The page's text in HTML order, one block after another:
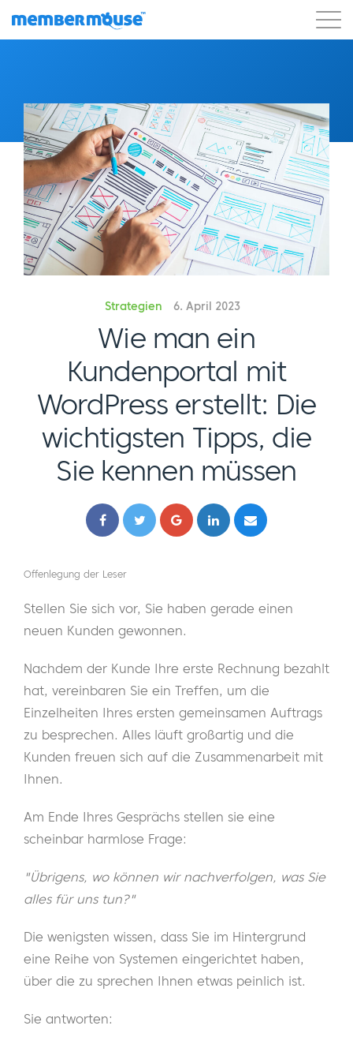
Strategien 6. April 2023
Wie man ein
Kundenportal mit
WordPress erstellt: Die
wichtigsten Tipps, die
Sie kennen müssen
Offenlegung der Leser
Stellen Sie sich vor, Sie haben gerade einen
neuen Kunden gewonnen.
Nachdem der Kunde Ihre erste Rechnung bezahlt
hat, vereinbaren Sie ein Treffen, um die
Einzelheiten Ihres ersten gemeinsamen Auftrags
zu besprechen. Alles läuft großartig und die
Kunden freuen sich auf die Zusammenarbeit mit
Ihnen.
Am Ende Ihres Gesprächs stellen sie eine
scheinbar harmlose Frage:
"Übrigens, wo können wir nachverfolgen, was Sie
alles für uns tun?"
Die wenigsten wissen, dass Sie im Hintergrund
eine Reihe von Systemen eingerichtet haben,
über die zu sprechen Ihnen etwas peinlich ist.
Sie antworten: